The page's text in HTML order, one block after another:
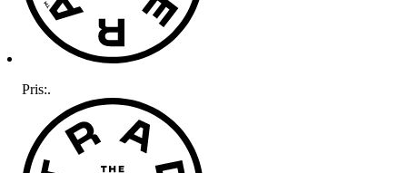
Pris:.